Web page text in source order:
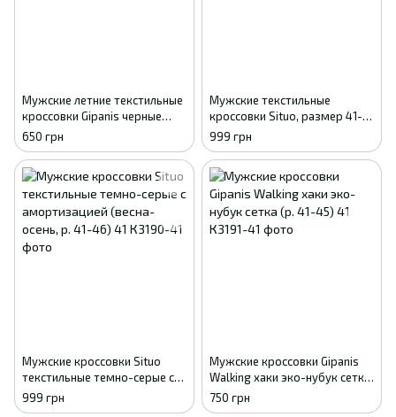
Мужские летние текстильные
кроссовки Gipanis черные
(Athletic) 41
650 грн
Мужские текстильные
кроссовки Situo, размер 41-
46, серые с пенковой
подошвой
999 грн
Мужские кроссовки Situo
текстильные темно-серые с
амортизацией (весна-осень,
р. 41-46) 41
999 грн
Мужские кроссовки Gipanis
Walking хаки эко-нубук сетка
(р. 41-45) 41
750 грн